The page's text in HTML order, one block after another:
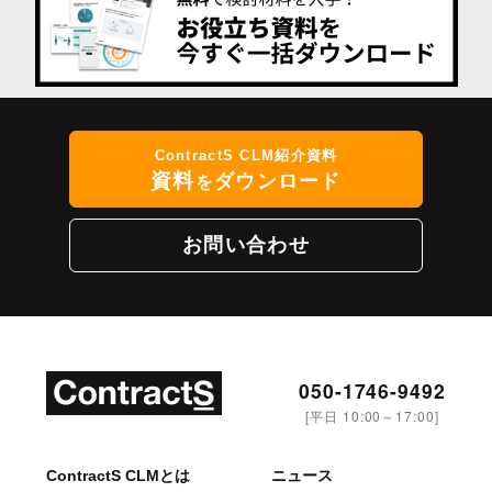
ContractS CLM紹介資料
資料をダウンロード
お問い合わせ
050-1746-9492
[平日 10:00～17:00]
ContractS CLMとは ニュース